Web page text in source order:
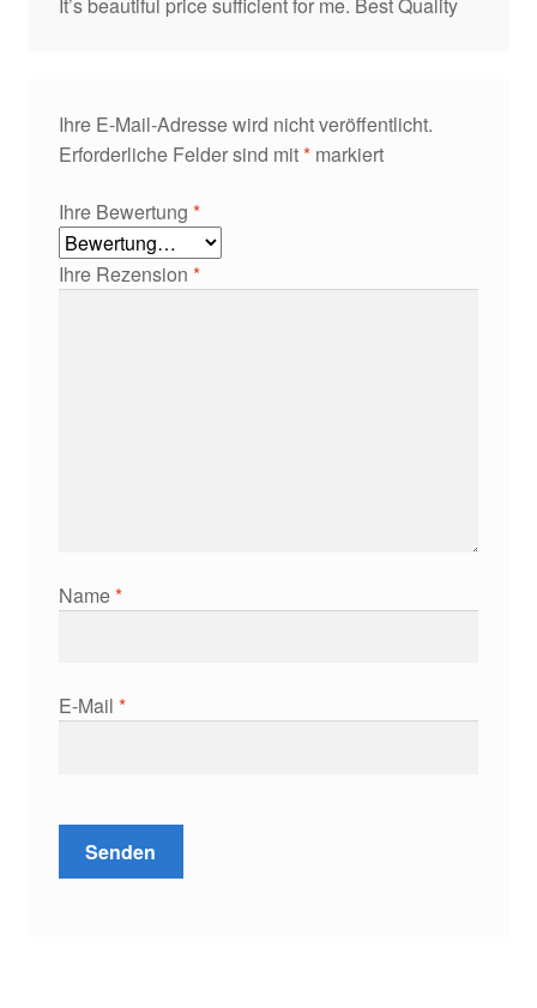
Ihre E-Mail-Adresse wird nicht veröffentlicht.
Erforderliche Felder sind mit*markiert
Ihre Bewertung *
Ihre Rezension *
Name*
E-Mail *